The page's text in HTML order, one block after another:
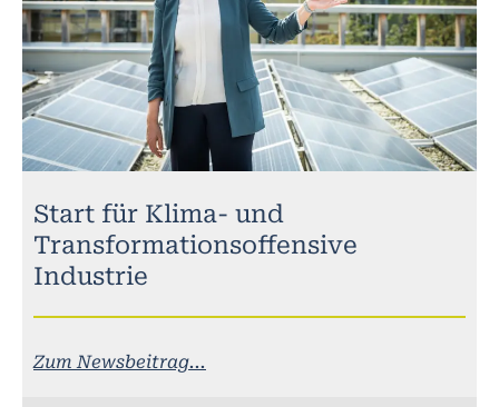
Start für Klima- und
Transformationsoffensive
Industrie
Zum Newsbeitrag...